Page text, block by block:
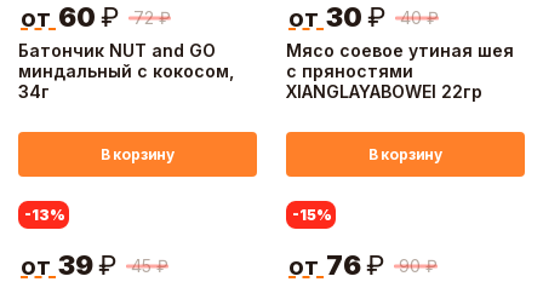
Батончик NUT and GO
миндальный с кокосом,
34г
72 ₽
от 60 ₽
В корзину
Мясо соевое утиная шея
с пряностями
XIANGLAYABOWEI 22гр
40 ₽
от 30 ₽
В корзину
-13%
45 ₽
от 39₽
-15%
90 ₽
от 76₽